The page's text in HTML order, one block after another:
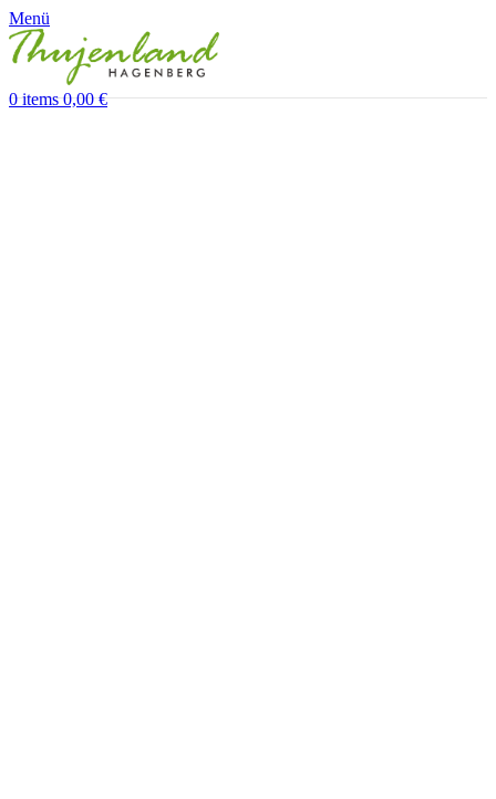
Menü
0items 0,00€